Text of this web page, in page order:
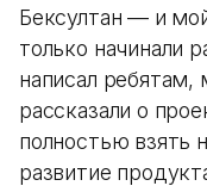
Бексултан — и
только начинали
написал ребятам,
рассказали о
полностью взять
развитие